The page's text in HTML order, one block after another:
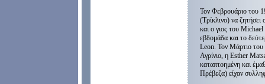
Τον Φεβρουάριο του
(Τρίκλινο) να
και ο γιoς του Michael
εβδομάδα και το
Leon. Τον Μάρτιο του
Αγρίνιο, η Esther
καταπτοημένη και
Πρέβεζα) είχαν